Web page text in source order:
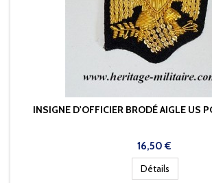
INSIGNE D'OFFICIER BRODÉ AIGLE US
Prix
16,50 €
Détails